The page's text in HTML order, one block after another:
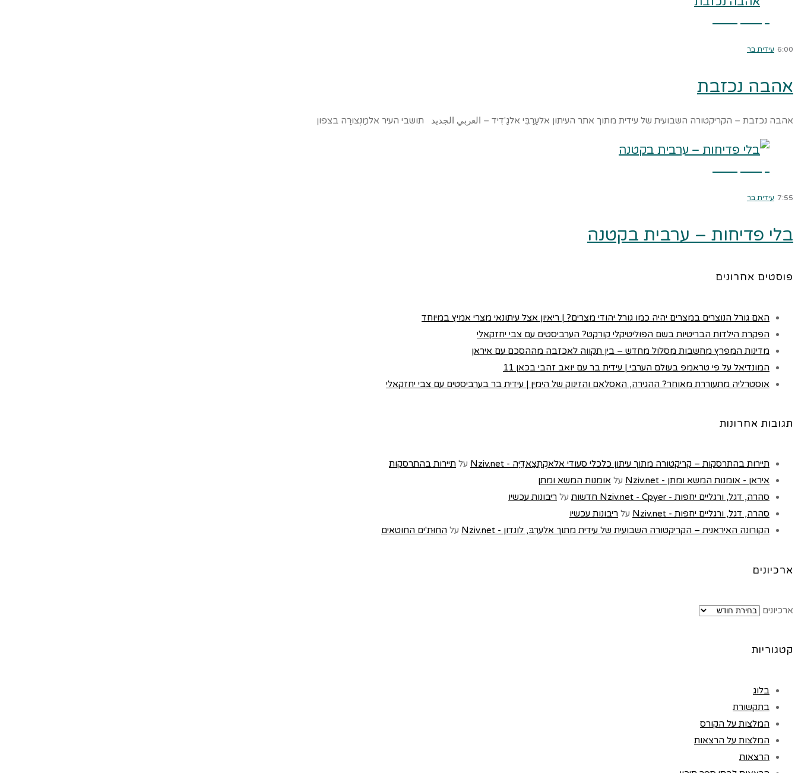
6:00 עידית בר
אהבה נכזבת
אהבה נכזבת – הקריקטורה השבועית של עידית מתוך אתר העיתון אלעַרַבִּי אלגַ'דִיד – العربي الجديد תושבי העיר אלמַנְצוּרַה בצפון
7:55 עידית בר
בלי פדיחות – ערבית בקטנה
פוסטים אחרונים
האם גורל הנוצרים במצרים יהיה כמו גורל יהודי מצרים? | ריאיון אצל עיתונאי מצרי אמיץ במיוחד
הפקרת הילדות הבריטיות בשם הפוליטיקלי קורקט? הערביסטים עם צבי יחזקאלי
מדינות המפרץ מחשבות מסלול מחדש – בין תקווה לאכזבה מההסכם עם איראן
המונדיאל על פי טראמפ בעולם הערבי | עידית בר עם יואב זהבי בכאן 11
אוסטרליה מתעוררת מאוחר? ההגירה, האסלאם והזינוק של הימין | עידית בר בערביסטים עם צבי יחזקאלי
תגובות אחרונות
תיירות בהתרסקות – קריקטורה מתוך עיתון כלכלי סעודי אלאקְתִצַאדִיַה - Nziv.net על תיירות בהתרסקות
איראן - אומנות המשא ומתן - Nziv.net
על אומנות המשא ומתן
סהרה, דגל, ורגליים יחפות - Nziv.net - Cpyer חדשות
על ריבונות עכשיו
סהרה, דגל, ורגליים יחפות - Nziv.net
על ריבונות עכשיו
הקורונה האיראנית – הקריקטורה השבועית של עידית מתוך אלעַרַבּ, לונדון - Nziv.net
על החוּת'ים החוטאים
ארכיונים
ארכיונים
קטגוריות
בלוג
בתקשורת
המלצות על הקורס
המלצות על הרצאות
הרצאות